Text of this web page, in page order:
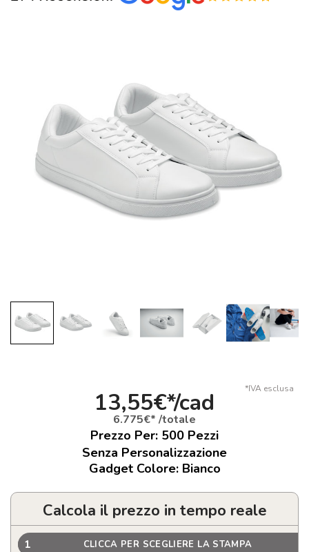
*IVA esclusa
13,55€*/cad
6.775€* /totale
Prezzo Per: 500 Pezzi
Senza Personalizzazione
Gadget Colore: Bianco
Calcola il prezzo in tempo reale
1 CLICCA PER SCEGLIERE LA STAMPA